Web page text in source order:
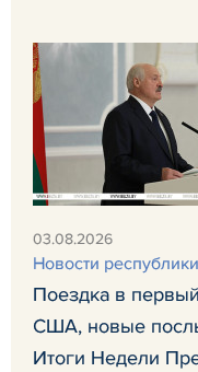
03.08.2026
Новости республики
Поездка в
США, новые
Итоги Недели